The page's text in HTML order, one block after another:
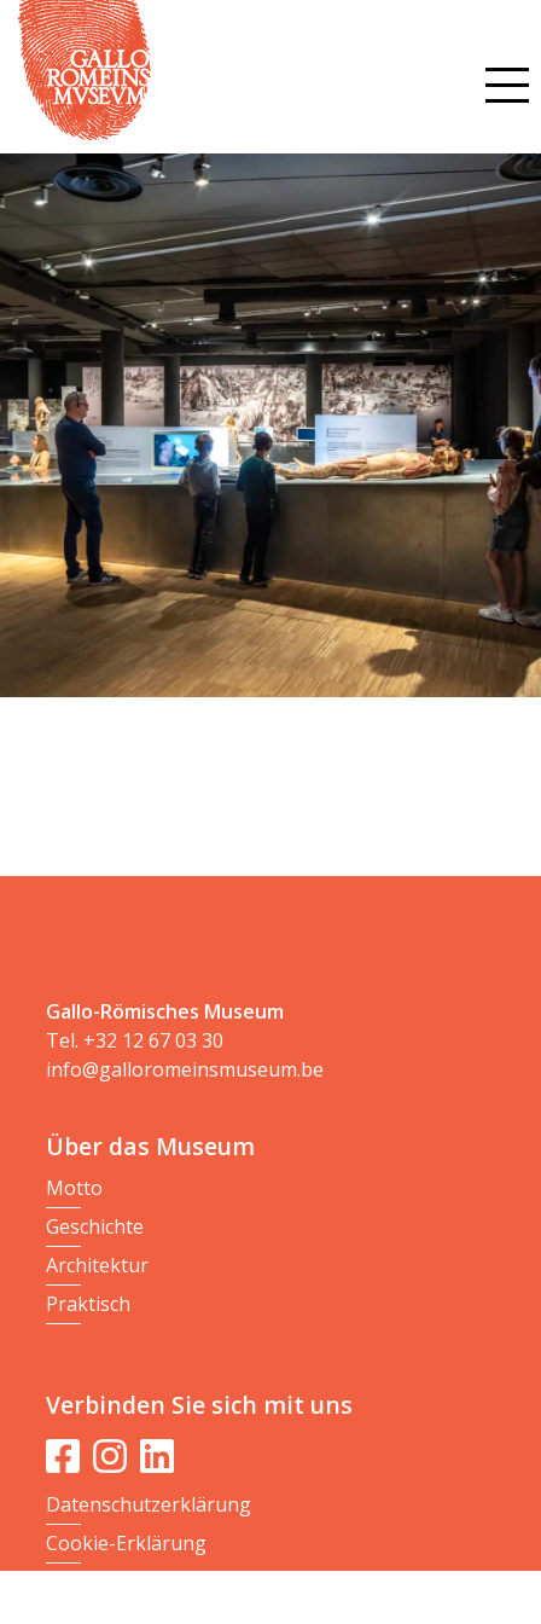
Gallo-Römisches Museum
Tel. +32 12 67 03 30
info@galloromeinsmuseum.be
Über das Museum
Motto
Geschichte
Architektur
Praktisch
Verbinden Sie sich mit uns
Datenschutzerklärung
Cookie-Erklärung